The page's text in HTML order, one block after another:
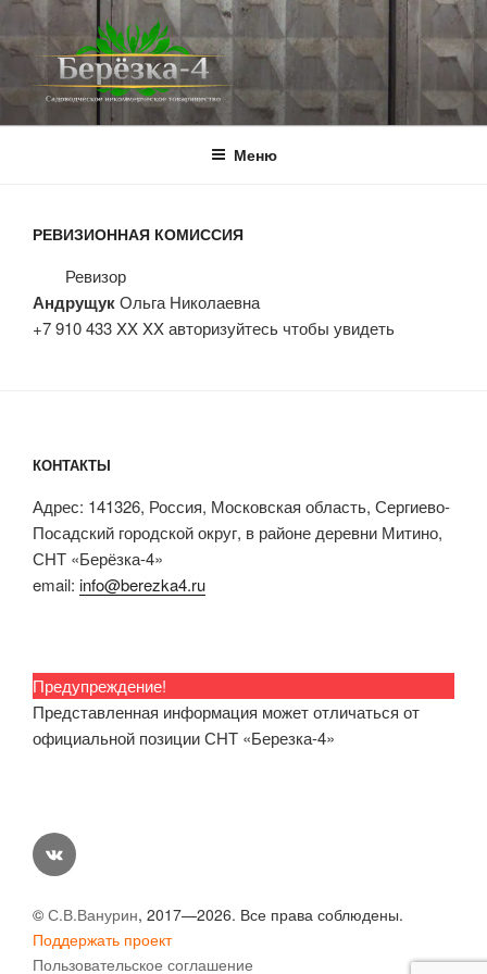
Перейти
к
содержимому
BEREZKA4.RU
СНТ Берёзка-4
Меню
РЕВИЗИОННАЯ КОМИССИЯ
Ревизор
АндрущукОльга Николаевна
+7 910 433 XX XX авторизуйтесь чтобы увидеть
КОНТАКТЫ
Адрес: 141326, Россия, Московская область, Сергиево-
Посадский городской округ, в районе деревни Митино,
СНТ «Берёзка-4»
email: info@berezka4.ru
Предупреждение!
Представленная информация может отличаться от
официальной позиции СНТ «Березка-4»
vk
© С.В.Ванурин, 2017—2026. Все права соблюдены.
Поддержать проект
Пользовательское соглашение